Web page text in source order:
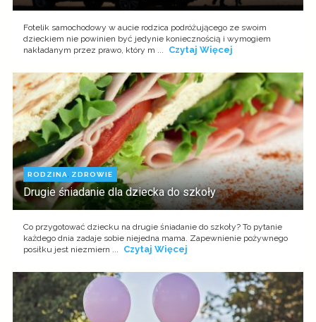
Fotelik samochodowy w aucie rodzica podróżującego ze swoim
dzieckiem nie powinien być jedynie koniecznością i wymogiem
nakładanym przez prawo, który m ...
Czytaj Więcej
RODZINA ZDROWIE
Drugie śniadanie dla dziecka do szkoły
Co przygotować dziecku na drugie śniadanie do szkoły? To pytanie
każdego dnia zadaje sobie niejedna mama. Zapewnienie pożywnego
posiłku jest niezmiern ...
Czytaj Więcej